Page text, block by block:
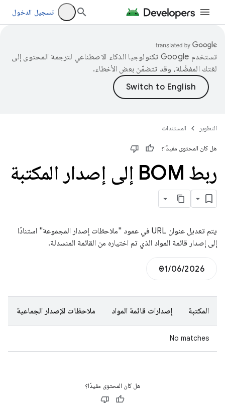
تسجيل الدخول
تستخدم Google تكنولوجيا الذكاء الاصطناعي لترجمة المحتوى إلى
لغتك المفضّلة، وقد تتضمّن بعض الأخطاء.
التطوير المستندات
هل كان المحتوى مفيدًا؟
ربط BOM إلى إصدار المكتبة
يتم تعديل عنوان URL في عمود "ملاحظات إصدار المجموعة" استنادًا
إلى إصدار قائمة المواد الذي تم اختياره من القائمة المنسدلة.
المكتبة إصدارات قائمة المواد ملاحظات الإصدار الجماعية
No matches
هل كان المحتوى مفيدًا؟